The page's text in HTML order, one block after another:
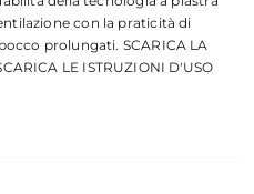
con la praticità di
prolungati. SCARICA LA
LE ISTRUZIONI D'USO